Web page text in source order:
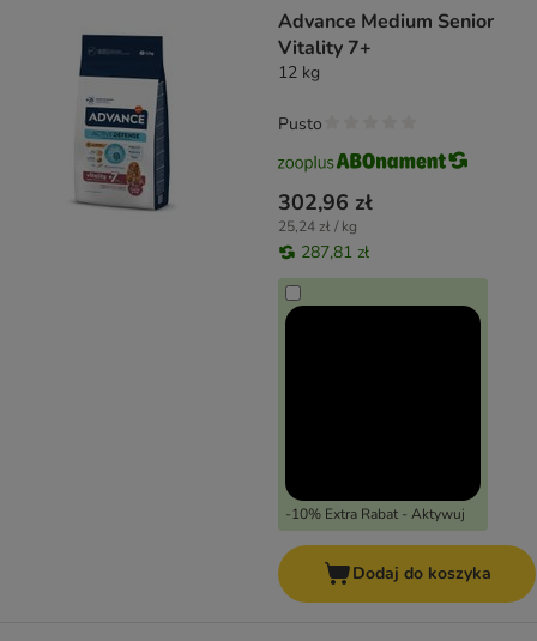
Advance Medium Senior
Vitality 7+
12 kg
302,96 zł
25,24 zł / kg
287,81 zł
-10% Extra Rabat - Aktywuj
Pusto
Dodaj do koszyka